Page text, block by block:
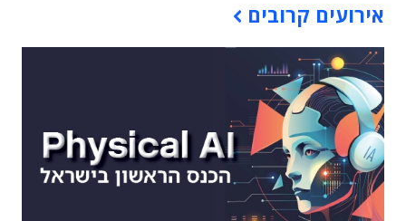
אירועים קרובים